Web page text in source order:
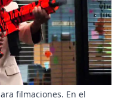
filmaciones. En el